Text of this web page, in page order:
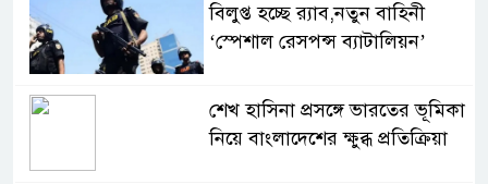
বিলুপ্ত হচ্ছে র‍্যাব,নতুন বাহিনী
‘স্পেশাল রেসপন্স ব্যাটালিয়ন’
শেখ হাসিনা প্রসঙ্গে ভারতের ভূমিকা
নিয়ে বাংলাদেশের ক্ষুব্ধ প্রতিক্রিয়া